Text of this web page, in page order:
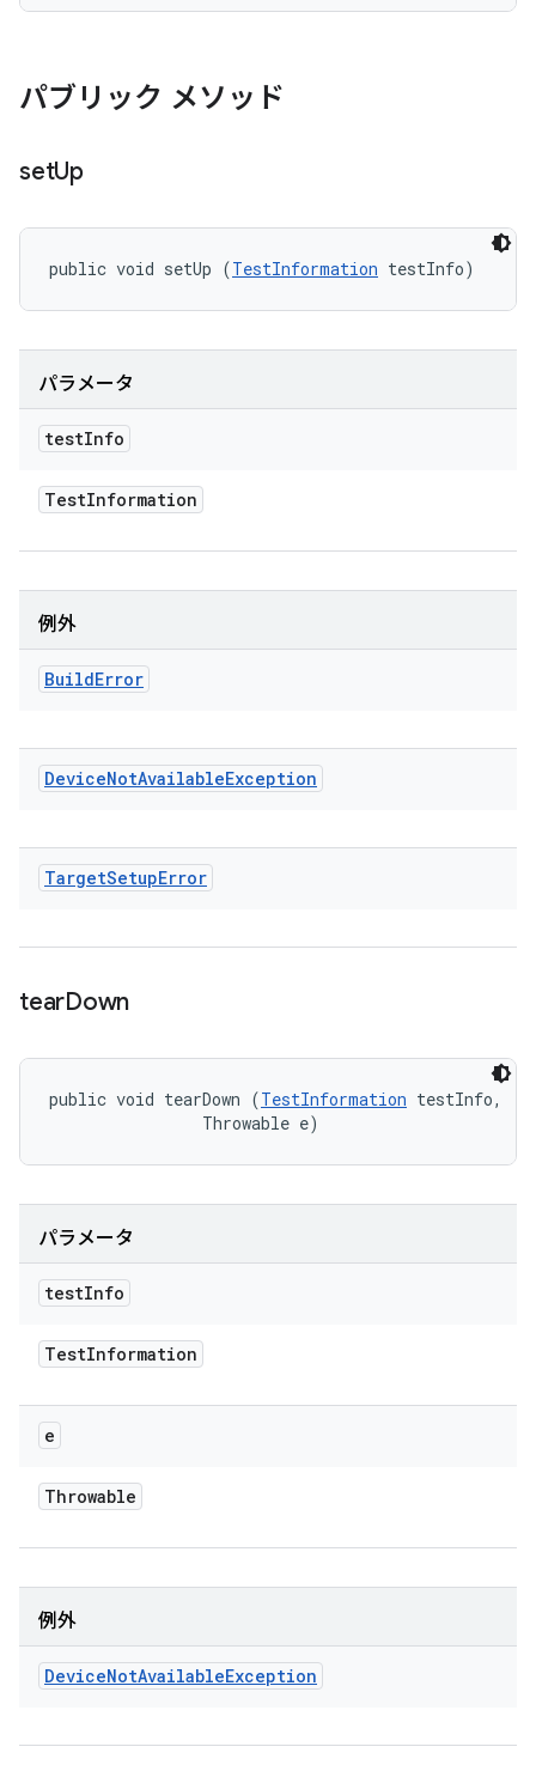
パブリック メソッド
setUp
public void setUp (TestInformation testInfo)
パラメータ
testInfo
TestInformation
例外
BuildError
DeviceNotAvailableException
TargetSetupError
tearDown
public void tearDown (TestInformation testInfo,
                Throwable e)
パラメータ
testInfo
TestInformation
e
Throwable
例外
DeviceNotAvailableException